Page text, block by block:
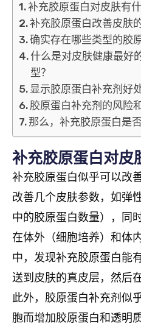
补充胶原蛋白对皮肤有什
补充胶原蛋白改善皮肤
确实存在哪些类型的胶
什么是对皮肤健康最好
型？
显示胶原蛋白补充剂好
胶原蛋白补充剂的风险
那么，补充胶原蛋白是
补充胶原蛋白对皮
补充胶原蛋白似乎可以改
改善几个皮肤参数，如弹
中的胶原蛋白数量），同
在体外（细胞培养）和体
中，发现补充胶原蛋白能
送到皮肤的真皮层，然后
此外，胶原蛋白补充剂似
胞而增加胶原蛋白和透明